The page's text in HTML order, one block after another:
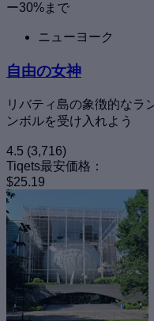
ー30%まで
ニューヨーク
自由の女神
リバティ島の象徴的なラ
ンボルを受け入れよう
4.5 (3,716)
Tiqets最安価格：
$25.19